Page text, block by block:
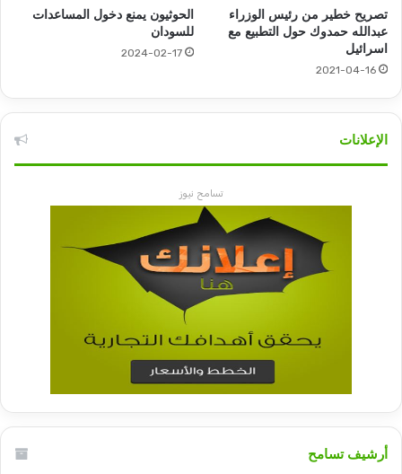
تصريح خطير من رئيس الوزراء
عبدالله حمدوك حول التطبيع مع
اسرائيل
2021-04-16
الحوثيون يمنع دخول المساعدات
للسودان
2024-02-17
الإعلانات
تسامح نيوز
أرشيف تسامح